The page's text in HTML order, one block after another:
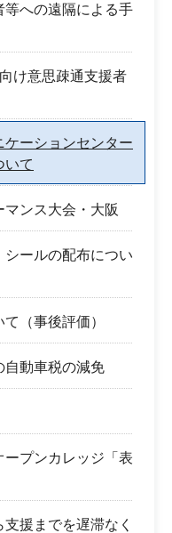
等への遠隔による手
け意思疎通支援者
ーションセンター
いて
ンス大会・大阪
シールの配布につい
（事後評価）
自動車税の減免
プンカレッジ「表
援までを遅滞なく